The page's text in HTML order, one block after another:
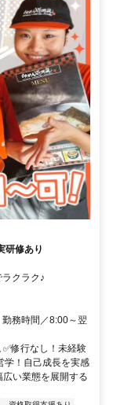
研修あり
クラク♪
務時間／8:00～翌
修行なし！未経験
学！自己成長を実感
い業態を展開する